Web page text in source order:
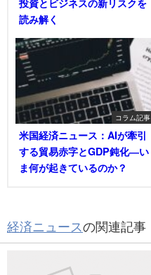
読み解く
コラム記事
米国経済ニュース：AIが牽引
する貿易赤字とGDP鈍化―い
ま何が起きているのか？
経済ニュースの関連記事